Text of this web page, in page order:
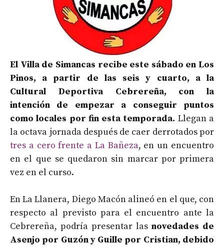
El Villa de Simancas recibe este sábado en Los
Pinos, a partir de las seis y cuarto, a la
Cultural Deportiva Cebrereña, con la
intención de empezar a conseguir puntos
como locales por fin esta temporada. Llegan a
la octava jornada después de caer derrotados por
tres a cero frente a La Bañeza, en un encuentro
en el que se quedaron sin marcar por primera
vez en el curso.
En La Llanera, Diego Macón alineó en el que, con
respecto al previsto para el encuentro ante la
Cebrereña, podría presentar las novedades de
Asenjo por Guzón y Guille por Cristian, debido